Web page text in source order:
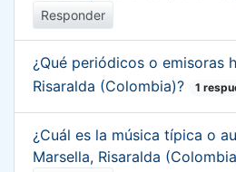
Responder
¿Qué periódicos o emisoras
Risaralda (Colombia)?
1
¿Cuál es la música típica o
Marsella, Risaralda